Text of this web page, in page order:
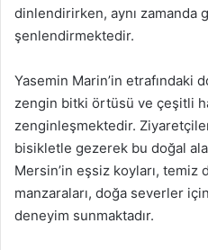
dinlendirirken, aynı zamanda
şenlendirmektedir.
Yasemin Marin’in etrafındaki
zengin bitki örtüsü ve çeşitli
zenginleşmektedir.
bisikletle gezerek bu doğal
Mersin’in eşsiz koyları, temiz
manzaraları, doğa severler
deneyim sunmaktadır.